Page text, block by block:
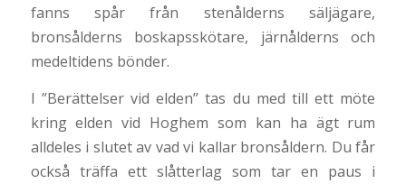
fanns spår från stenålderns säljägare,
bronsålderns boskapsskötare, järnålderns och
medeltidens bönder.
I ”Berättelser vid elden” tas du med till ett möte
kring elden vid Hoghem som kan ha ägt rum
alldeles i slutet av vad vi kallar bronsåldern. Du får
också träffa ett slåtterlag som tar en paus i